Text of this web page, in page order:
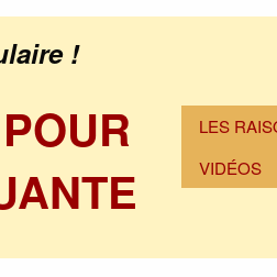
!
LES
VIDÉOS